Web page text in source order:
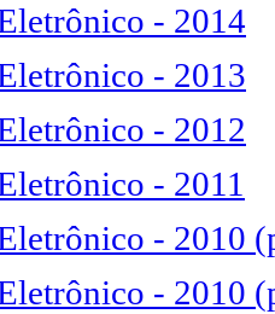
- 2014
- 2013
- 2012
- 2011
- 2010
- 2010